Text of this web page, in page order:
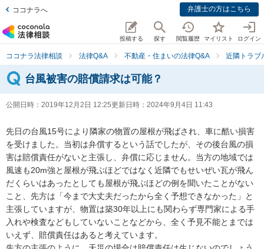
ココナラへ 弁護士の方はこちら
投稿する 探す 閲覧履歴 マイリスト ログイン
ココナラ法律相談 法律Q&A 不動産・住まいの法律Q&A 近隣トラブ
台風被害の賠償請求は可能？
公開日時： 2019年12月2日 12:25更新日時： 2024年9月4日 11:43
先日の台風15号により隣家の物置の屋根が飛ばされ、車に酷い損害
を受けました。当初は弁償するという話でしたが、その後台風の損
害は賠償責任がないと主張し、弁償に応じません。当方の地域では
風速も20m強と屋根が飛ぶほどではなく近隣でもせいぜい瓦が飛ん
だくらいはあったとしても屋根が飛ぶほどの例を聞いたことがない
こと、先方は「今まで大丈夫だったから全く予想できなかった」と
主張していますが、物置は築30年以上にも関わらず専門家による手
入れや検査などもしていないことなどから、全く予見不能とまでは
いえず、賠償責任はあると考えています。